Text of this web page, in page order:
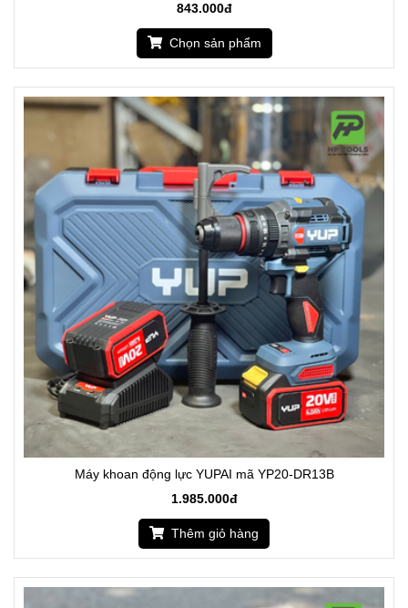
843.000đ
Chọn sản phẩm
Máy khoan động lực YUPAI mã YP20-DR13B
1.985.000đ
Thêm giỏ hàng